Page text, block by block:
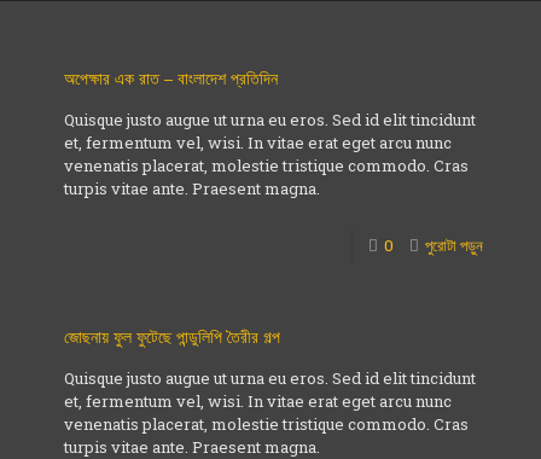
অপেক্ষার এক রাত – বাংলাদেশ প্রতিদিন
Quisque justo augue ut urna eu eros. Sed id elit tincidunt
et, fermentum vel, wisi. In vitae erat eget arcu nunc
venenatis placerat, molestie tristique commodo. Cras
turpis vitae ante. Praesent magna.
0 পুরোটা পড়ুন
জোছনায় ফুল ফুটেছে পান্ডুলিপি তৈরীর গল্প
Quisque justo augue ut urna eu eros. Sed id elit tincidunt
et, fermentum vel, wisi. In vitae erat eget arcu nunc
venenatis placerat, molestie tristique commodo. Cras
turpis vitae ante. Praesent magna.